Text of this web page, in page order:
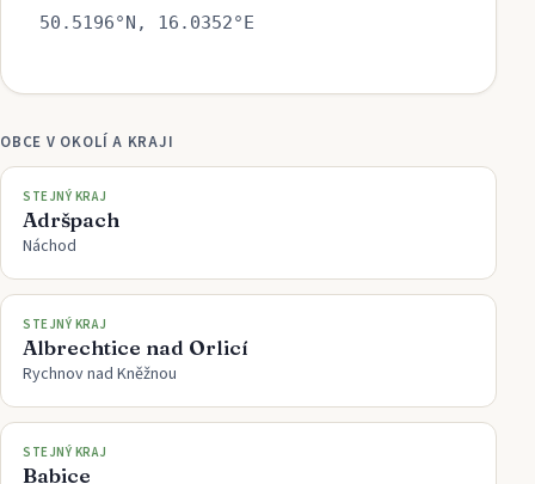
50.5196°N, 16.0352°E
OBCE V OKOLÍ A KRAJI
STEJNÝ KRAJ
Adršpach
Náchod
STEJNÝ KRAJ
Albrechtice nad Orlicí
Rychnov nad Kněžnou
STEJNÝ KRAJ
Babice